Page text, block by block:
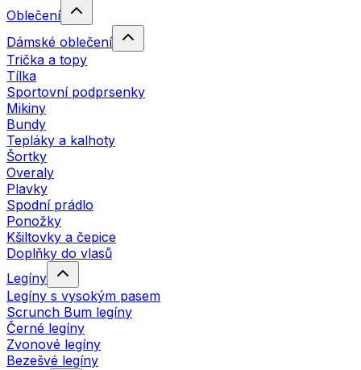
Oblečení
Dámské oblečení
Trička a topy
Tílka
Sportovní podprsenky
Mikiny
Bundy
Tepláky a kalhoty
Šortky
Overaly
Plavky
Spodní prádlo
Ponožky
Kšiltovky a čepice
Doplňky do vlasů
Legíny
Legíny s vysokým pasem
Scrunch Bum legíny
Černé legíny
Zvonové legíny
Bezešvé legíny